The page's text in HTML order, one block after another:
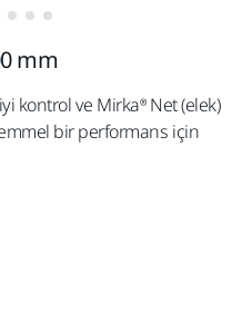
mm
kontrol ve Mirka® Net (elek)
bir performans için